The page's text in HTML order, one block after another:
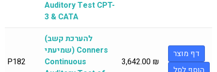
Auditory Test CPT-
3 & CATA
P182
(להערכת קשב
שמיעתי) Conners
Continuous
3,642.00 ₪
דף מוצר